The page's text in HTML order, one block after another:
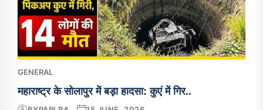
GENERAL
महाराष्ट्र के सोलापुर में बड़ा हादसा: कुएं में गिर..